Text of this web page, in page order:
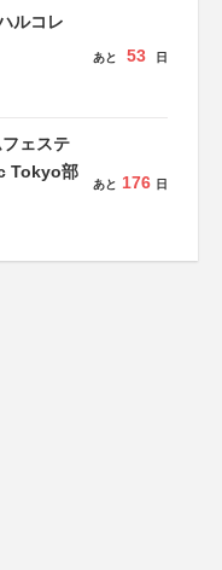
ルコレ
あと 53 日
ェステ
Tokyo部
あと 176 日